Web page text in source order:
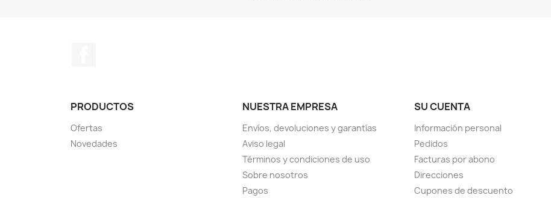
PRODUCTOS
Ofertas
Novedades
NUESTRA EMPRESA
Envíos, devoluciones y garantías
Aviso legal
Términos y condiciones de uso
Sobre nosotros
Pagos
SU CUENTA
Información personal
Pedidos
Facturas por abono
Direcciones
Cupones de descuento